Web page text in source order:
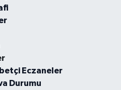
Eczaneler
Durumu